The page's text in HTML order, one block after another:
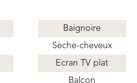
Baignoire
Sèche-cheveux
Ecran TV plat
Balcon